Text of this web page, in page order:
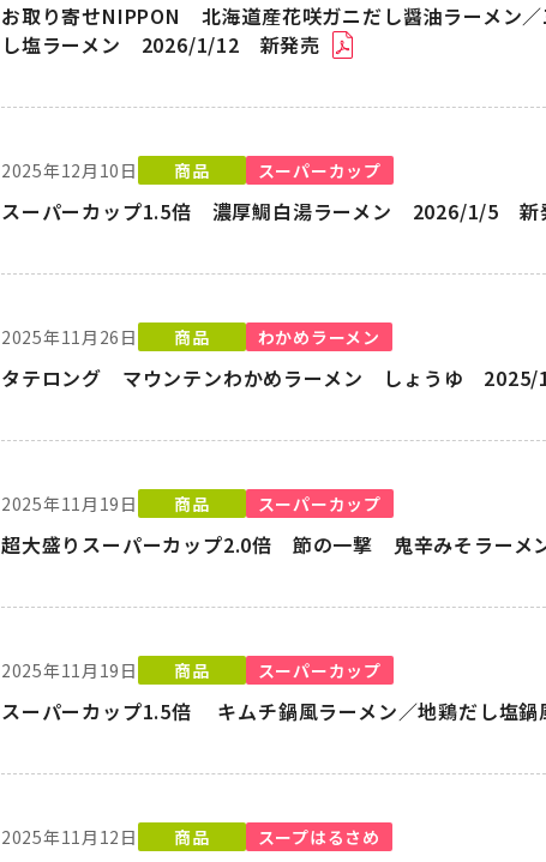
お取り寄せNIPPON 北海道産花咲ガニだし醤油ラーメン
し塩ラーメン 2026/1/12 新発売
2025年12月10日 商品 スーパーカップ
スーパーカップ1.5倍 濃厚鯛白湯ラーメン 2026/1/5 新
2025年11月26日 商品 わかめラーメン
タテロング マウンテンわかめラーメン しょうゆ
2025年11月19日 商品 スーパーカップ
超大盛りスーパーカップ2.0倍 節の一撃 鬼辛みそラー
2025年11月19日 商品 スーパーカップ
スーパーカップ1.5倍 キムチ鍋風ラーメン／地鶏だし
2025年11月12日 商品 スープはるさめ